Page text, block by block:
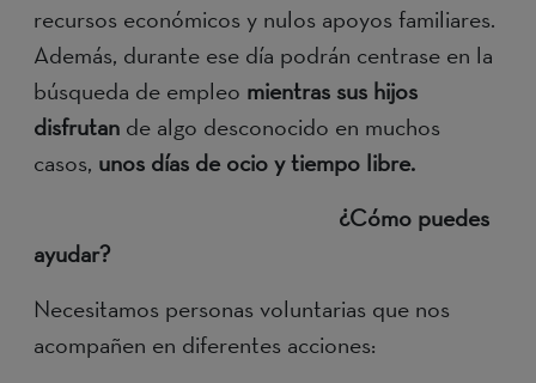
recursos económicos y nulos apoyos familiares.
Además, durante ese día podrán centrase en la
búsqueda de empleo mientras sus hijos
disfrutan de algo desconocido en muchos
casos, unos días de ocio y tiempo libre.
¿Cómo puedes
ayudar?
Necesitamos personas voluntarias que nos
acompañen en diferentes acciones: